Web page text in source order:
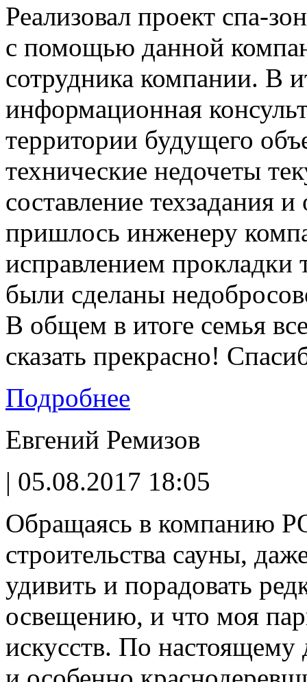
Реализовал проект спа-
с помощью данной
сотрудника компании. В
информационная
территории будущего
технические недочеты
составление техзадания
пришлось инженеру
исправлением прокладки
были сделаны
В общем в итоге семья
сказать прекрасно!
Подробнее
Евгений Ремизов
| 05.08.2017 18:05
Обращаясь в компанию
строительства сауны,
удивить и порадовать
освещению, и что моя
искусств. По настоящему